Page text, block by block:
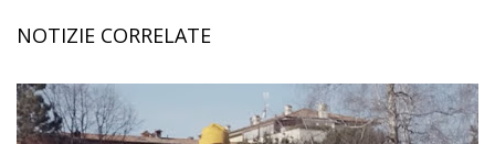
NOTIZIE CORRELATE